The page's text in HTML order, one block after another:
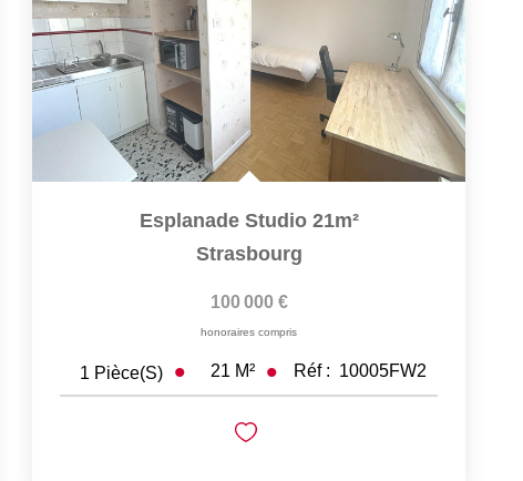
Esplanade Studio 21m²
Strasbourg
100 000 €
honoraires compris
1 Pièce(s) 21 M² Réf : 10005FW2